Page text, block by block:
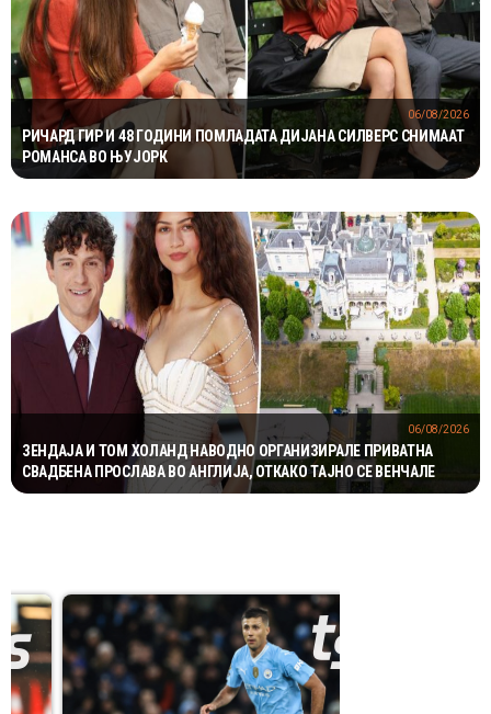
РИЧАРД ГИР И 48 ГОДИНИ ПОМЛАДАТА ДИЈАНА СИЛВЕРС СНИМААТ
РОМАНСА ВО ЊУЈОРК
06/08/2026
ЗЕНДАЈА И ТОМ ХОЛАНД НАВОДНО ОРГАНИЗИРАЛЕ ПРИВАТНА
СВАДБЕНА ПРОСЛАВА ВО АНГЛИЈА, ОТКАКО ТАЈНО СЕ ВЕНЧАЛЕ
06/08/2026